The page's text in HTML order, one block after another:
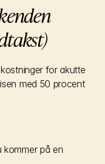
for akutte
med 50 procent
kommer på en